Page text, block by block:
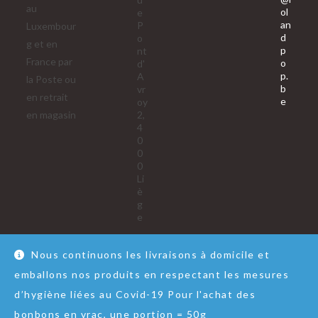
Nous continuons les livraisons à domicile et
emballons nos produits en respectant les mesures
d’hygiène liées au Covid-19 Pour l'achat des
bonbons en vrac, une portion = 50g
au
Luxembour
g et en
France par
la Poste ou
en retrait
en magasin
e
P
o
nt
d'
A
vr
oy
2,
4
0
0
0
Li
è
g
e
ol
an
d
p
o
p.
b
eS’ouvre
Nous contacter Conditions Générales de Vente